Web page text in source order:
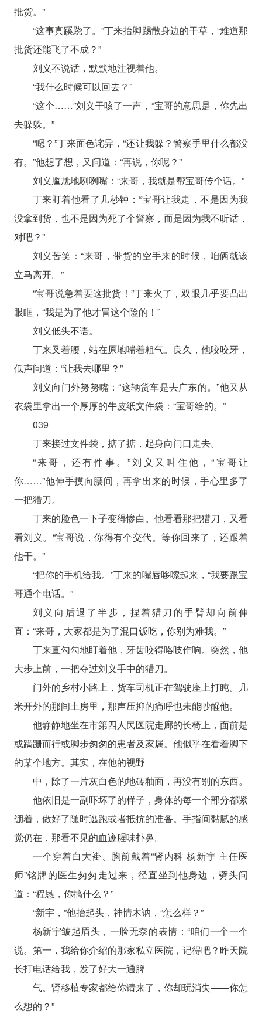
批货。”
“这事真蹊跷了。”丁来抬脚踢散身边的干草，“难道那
批货还能飞了不成？”
刘义不说话，默默地注视着他。
“我什么时候可以回去？”
“这个……”刘义干咳了一声，“宝哥的意思是，你先出
去躲躲。”
“嗯？”丁来面色诧异，“还让我躲？警察手里什么都没
有。”他想了想，又问道：“再说，你呢？”
刘义尴尬地咧咧嘴：“来哥，我就是帮宝哥传个话。”
丁来盯着他看了几秒钟：“宝哥让我走，不是因为我
没拿到货，也不是因为死了个警察，而是因为我不听话，
对吧？”
刘义苦笑：“来哥，带货的空手来的时候，咱俩就该
立马离开。”
“宝哥说急着要这批货！”丁来火了，双眼几乎要凸出
眼眶，“我是为了他才冒这个险的！”
刘义低头不语。
丁来叉着腰，站在原地喘着粗气。良久，他咬咬牙，
低声问道：“让我去哪里？”
刘义向门外努努嘴：“这辆货车是去广东的。”他又从
衣袋里拿出一个厚厚的牛皮纸文件袋：“宝哥给的。”
039
丁来接过文件袋，掂了掂，起身向门口走去。
“来哥，还有件事。”刘义又叫住他，“宝哥让
你……”他伸手摸向腰间，再拿出来的时候，手心里多了
一把猎刀。
丁来的脸色一下子变得惨白。他看看那把猎刀，又看
看刘义。“宝哥说，你得有个交代。等你回来了，还跟着
他干。”
“把你的手机给我。”丁来的嘴唇哆嗦起来，“我要跟宝
哥通个电话。”
刘义向后退了半步，捏着猎刀的手臂却向前伸
直：“来哥，大家都是为了混口饭吃，你别为难我。”
丁来直勾勾地盯着他，牙齿咬得咯吱作响。突然，他
大步上前，一把夺过刘义手中的猎刀。
门外的乡村小路上，货车司机正在驾驶座上打盹。几
米开外的那间土房里，那声压抑的痛呼也未能吵醒他。
他静静地坐在市第四人民医院走廊的长椅上，面前是
或蹒跚而行或脚步匆匆的患者及家属。他似乎在看着脚下
的某个地方。其实，在他的视野
中，除了一片灰白色的地砖釉面，再没有别的东西。
他依旧是一副吓坏了的样子，身体的每一个部分都紧
绷着，做好了随时逃跑或者抵抗的准备。手指间黏腻的感
觉仍在，那看不见的血迹腥味扑鼻。
一个穿着白大褂、胸前戴着“肾内科 杨新宇 主任医
师”铭牌的医生匆匆走过来，径直坐到他身边，劈头问
道：“程恳，你搞什么？”
“新宇，”他抬起头，神情木讷，“怎么样？”
杨新宇皱起眉头，一脸无奈的表情：“咱们一个一个
说。第一，我给你介绍的那家私立医院，记得吧？昨天院
长打电话给我，发了好大一通脾
气。肾移植专家都给你请来了，你却玩消失——你怎
么想的？”